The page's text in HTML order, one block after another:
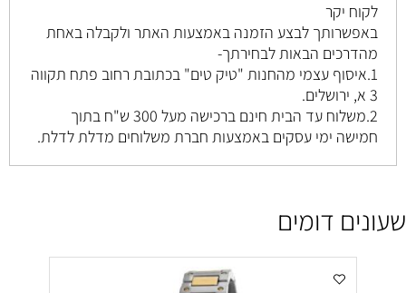
לקוח יקר
באפשרותך לבצע הזמנה באמצעות האתר ולקבלה באחת
מהדרכים הבאות לבחירתך-
1.איסוף עצמי מהחנות "טיק טים" בכתובת רחוב
פתח תקווה
3 א, ירושלים
.
2.משלוח עד הבית חינם ברכישה מעל 300 ש"ח בתוך
חמישה ימי עסקים באמצעות חברת משלוחים מדלת לדלת.
שעונים דומים